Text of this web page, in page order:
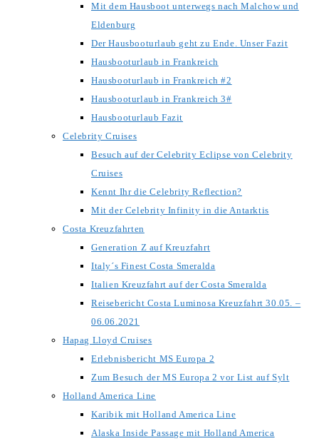
Mit dem Hausboot unterwegs nach Malchow und
Eldenburg
Der Hausbooturlaub geht zu Ende. Unser Fazit
Hausbooturlaub in Frankreich
Hausbooturlaub in Frankreich #2
Hausbooturlaub in Frankreich 3#
Hausbooturlaub Fazit
Celebrity Cruises
Besuch auf der Celebrity Eclipse von Celebrity
Cruises
Kennt Ihr die Celebrity Reflection?
Mit der Celebrity Infinity in die Antarktis
Costa Kreuzfahrten
Generation Z auf Kreuzfahrt
Italy´s Finest Costa Smeralda
Italien Kreuzfahrt auf der Costa Smeralda
Reisebericht Costa Luminosa Kreuzfahrt 30.05. –
06.06.2021
Hapag Lloyd Cruises
Erlebnisbericht MS Europa 2
Zum Besuch der MS Europa 2 vor List auf Sylt
Holland America Line
Karibik mit Holland America Line
Alaska Inside Passage mit Holland America